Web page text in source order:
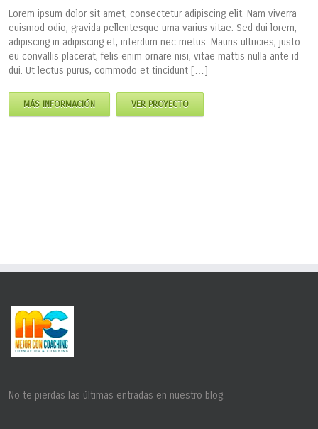
Lorem ipsum dolor sit amet, consectetur adipiscing elit. Nam viverra
euismod odio, gravida pellentesque urna varius vitae. Sed dui lorem,
adipiscing in adipiscing et, interdum nec metus. Mauris ultricies, justo
eu convallis placerat, felis enim ornare nisi, vitae mattis nulla ante id
dui. Ut lectus purus, commodo et tincidunt […]
MÁS INFORMACIÓN VER PROYECTO
No te pierdas las últimas entradas en nuestro blog.